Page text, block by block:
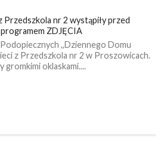
Przedszkola nr 2 wystąpiły przed
ZDJĘCIA
,,Dziennego Domu
z Przedszkola nr 2 w Proszowicach.
gromkimi oklaskami....